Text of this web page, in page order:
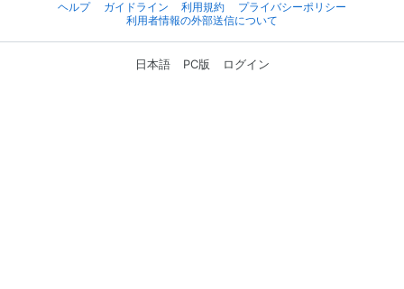
ヘルプ
ガイドライン 利用規約
プライバシーポリシー
利用者情報の外部送信について
日本語 PC版 ログイン